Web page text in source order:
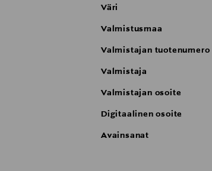
Väri
Valmistusmaa
Valmistajan tuotenumero
Valmistaja
Valmistajan osoite
Digitaalinen osoite
Avainsanat